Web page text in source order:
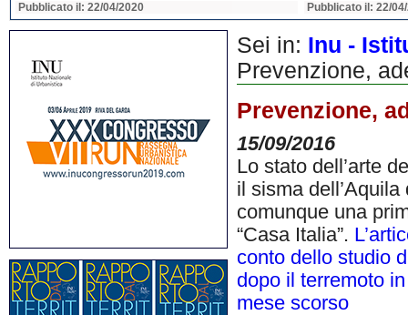
Pubblicato il: 22/04/2020 Pubblicato il: 22/
Sei in: Inu -
Prevenzione,
Prevenzione,
15/09/2016
Lo stato dell’arte
il sisma
comunque una
“Casa Italia”.
conto dello studio
dopo il terremoto
mese scorso